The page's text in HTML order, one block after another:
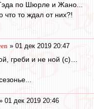
по Шюрле и Жано...
что то ждал от них?!
» 01 дек 2019 20:47
греби и не ной (с)…
01 дек 2019 20:46